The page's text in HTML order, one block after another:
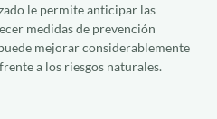
le permite anticipar las
medidas de prevención
mejorar considerablemente
a los riesgos naturales.